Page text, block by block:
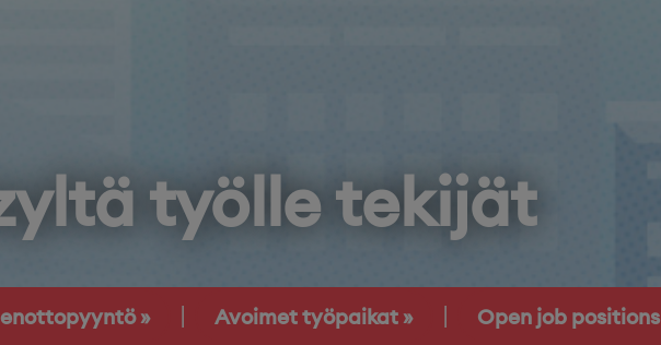
työlle tekijät
Avoimet työpaikat Open job positions